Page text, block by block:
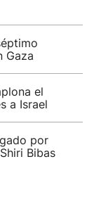
Gaza
el
a Israel
por
Bibas